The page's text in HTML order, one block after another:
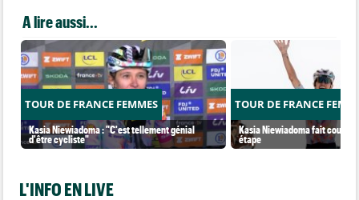
A lire aussi...
TOUR DE FRANCE FEMMES
Kasia Niewiadoma : "C'est tellement génial
d'être cycliste"
TOUR DE FRANCE
Kasia Niewiadoma fait coup
étape
L'INFO EN LIVE